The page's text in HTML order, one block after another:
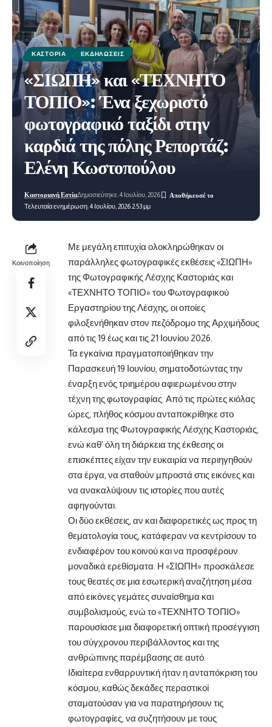
ΚΑΣΤΟΡΙΆ ΕΚΔΗΛΏΣΕΙΣ
«ΣΙΩΠΗ» και «ΤΕΧΝΗΤΟ
ΤΟΠΙΟ»: Ένα ξεχωριστό
φωτογραφικό ταξίδι στην
καρδιά της πόλης Ρεπορτάζ:
Ελένη Κωστοπούλου
Τελευταία ενημέρωση: 4 Ιουλίου, 2026 2:53 μμ
Καστοριανή ΕστίαΔημοσιεύτηκε: 4 Ιουλίου, 2026
Κοινοποίηση
Με μεγάλη επιτυχία ολοκληρώθηκαν οι
παράλληλες φωτογραφικές εκθέσεις «ΣΙΩΠΗ»
της Φωτογραφικής Λέσχης Καστοριάς και
«ΤΕΧΝΗΤΟ ΤΟΠΙΟ» του Φωτογραφικού
Εργαστηρίου της Λέσχης, οι οποίες
φιλοξενήθηκαν στον πεζόδρομο της Αρχιμήδους
από τις 19 έως και τις 21 Ιουνίου 2026.
Τα εγκαίνια πραγματοποιήθηκαν την
Παρασκευή 19 Ιουνίου, σηματοδοτώντας την
έναρξη ενός τριημέρου αφιερωμένου στην
τέχνη της φωτογραφίας. Από τις πρώτες κιόλας
ώρες, πλήθος κόσμου ανταποκρίθηκε στο
κάλεσμα της Φωτογραφικής Λέσχης Καστοριάς,
ενώ καθ’ όλη τη διάρκεια της έκθεσης οι
επισκέπτες είχαν την ευκαιρία να περιηγηθούν
στα έργα, να σταθούν μπροστά στις εικόνες και
να ανακαλύψουν τις ιστορίες που αυτές
αφηγούνται.
Οι δύο εκθέσεις, αν και διαφορετικές ως προς τη
θεματολογία τους, κατάφεραν να κεντρίσουν το
ενδιαφέρον του κοινού και να προσφέρουν
μοναδικά ερεθίσματα. Η «ΣΙΩΠΗ» προσκάλεσε
τους θεατές σε μια εσωτερική αναζήτηση μέσα
από εικόνες γεμάτες συναίσθημα και
συμβολισμούς, ενώ το «ΤΕΧΝΗΤΟ ΤΟΠΙΟ»
παρουσίασε μια διαφορετική οπτική προσέγγιση
του σύγχρονου περιβάλλοντος και της
ανθρώπινης παρέμβασης σε αυτό.
Ιδιαίτερα ενθαρρυντική ήταν η ανταπόκριση του
κόσμου, καθώς δεκάδες περαστικοί
σταματούσαν για να παρατηρήσουν τις
φωτογραφίες, να συζητήσουν με τους